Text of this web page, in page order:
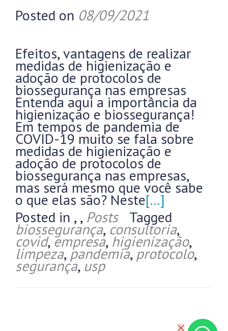
Posted on 08/09/2021
Efeitos, vantagens de realizar
medidas de higienização e
adoção de protocolos de
biossegurança nas empresas
Entenda aqui a importância da
higienização e biossegurança!
Em tempos de pandemia de
COVID-19 muito se fala sobre
medidas de higienização e
adoção de protocolos de
biossegurança nas empresas,
mas será mesmo que você sabe
o que elas são? Neste[…]
Posted in ,, Posts Tagged
biossegurança,consultoria,
covid,empresa,higienização,
limpeza, pandemia, protocolo,
segurança, usp